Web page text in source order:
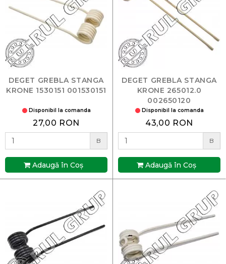
DEGET GREBLA STANGA
KRONE 1530151 001530151
Disponibil la comanda
27,00 RON
B
Adaugă în Coş
DEGET GREBLA STANGA
KRONE 265012.0
002650120
Disponibil la comanda
43,00 RON
B
Adaugă în Coş